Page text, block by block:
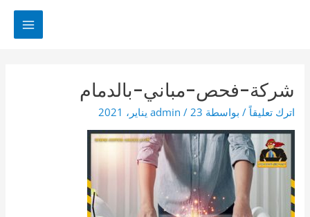
شركة-فحص-مباني-بالدمام
اترك تعليقاً / بواسطة admin / 23 يناير، 2021